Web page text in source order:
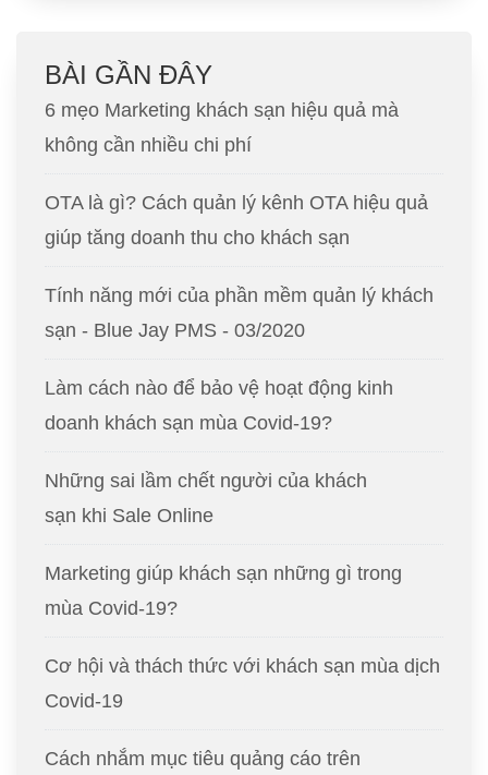
BÀI GẦN ĐÂY
6 mẹo Marketing khách sạn hiệu quả mà
không cần nhiều chi phí
OTA là gì? Cách quản lý kênh OTA hiệu quả
giúp tăng doanh thu cho khách sạn
Tính năng mới của phần mềm quản lý khách
sạn - Blue Jay PMS - 03/2020
Làm cách nào để bảo vệ hoạt động kinh
doanh khách sạn mùa Covid-19?
Những sai lầm chết người của khách
sạn khi Sale Online
Marketing giúp khách sạn những gì trong
mùa Covid-19?
Cơ hội và thách thức với khách sạn mùa dịch
Covid-19
Cách nhắm mục tiêu quảng cáo trên